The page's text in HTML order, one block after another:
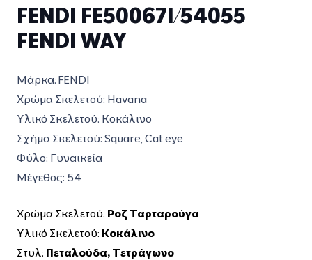
FENDI FE50067I/54055
FENDI WAY
Μάρκα: FENDI
Χρώμα Σκελετού: Havana
Υλικό Σκελετού: Κοκάλινο
Σχήμα Σκελετού: Square, Cat eye
Φύλο: Γυναικεία
Μέγεθος: 54
Χρώμα Σκελετού: Ροζ Ταρταρούγα
Υλικό Σκελετού: Κοκάλινο
Στυλ: Πεταλούδα, Τετράγωνο